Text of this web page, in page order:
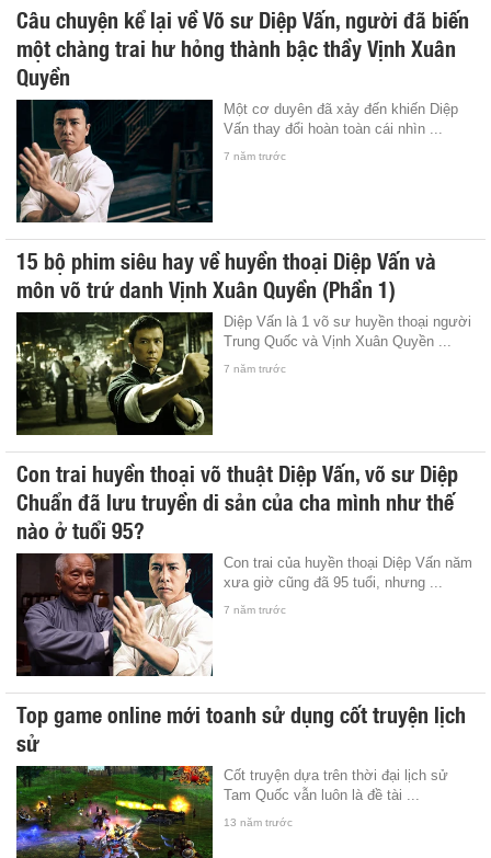
Câu chuyện kể lại về Võ sư Diệp Vấn, người đã biến
một chàng trai hư hỏng thành bậc thầy Vịnh Xuân
Quyền
Một cơ duyên đã xảy đến khiến Diệp
Vấn thay đổi hoàn toàn cái nhìn ...
7 năm trước
15 bộ phim siêu hay về huyền thoại Diệp Vấn và
môn võ trứ danh Vịnh Xuân Quyền (Phần 1)
Diệp Vấn là 1 võ sư huyền thoại người
Trung Quốc và Vịnh Xuân Quyền ...
7 năm trước
Con trai huyền thoại võ thuật Diệp Vấn, võ sư Diệp
Chuẩn đã lưu truyền di sản của cha mình như thế
nào ở tuổi 95?
Con trai của huyền thoại Diệp Vấn năm
xưa giờ cũng đã 95 tuổi, nhưng ...
7 năm trước
Top game online mới toanh sử dụng cốt truyện lịch
sử
Cốt truyện dựa trên thời đại lịch sử
Tam Quốc vẫn luôn là đề tài ...
13 năm trước